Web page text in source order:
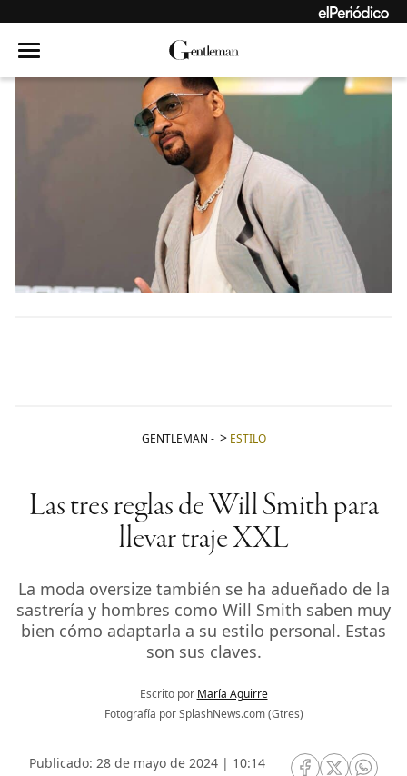
GENTLEMAN - ESTILO
Las tres reglas de Will Smith para
llevar traje XXL
La moda oversize también se ha adueñado de la
sastrería y hombres como Will Smith saben muy
bien cómo adaptarla a su estilo personal. Estas
son sus claves.
Escrito por María Aguirre
Fotografía por SplashNews.com (Gtres)
Publicado: 28 de mayo de 2024 | 10:14